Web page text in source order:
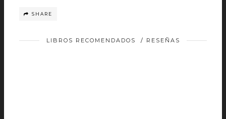
SHARE
LIBROS RECOMENDADOS / RESEÑAS